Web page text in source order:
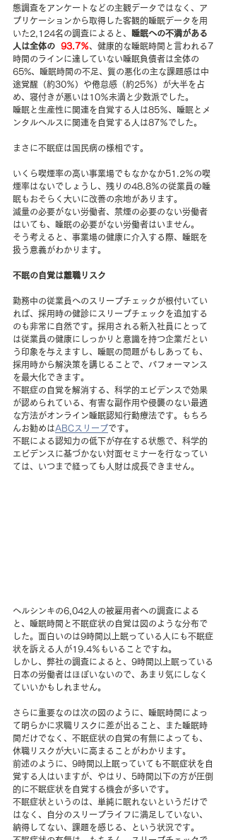
態調査をアンケートなどの主観データではなく、ア
プリケーションから取得した客観的睡眠データを用
いた2,124名の調査によると、
睡眠への不満がある
人は全体の 93.7％、健康的な睡眠時間と言われる7
時間のラインに達していない睡眠負債者は全体の
65%、睡眠時間の不足、質の悪化の主な課題感は中
途覚醒（約30％）や倦怠感（約25％）が大半を占
め、寝付きが悪いは10％未満と少数派でした。
睡眠と生産性に関連を自覚する人は85％、睡眠とメ
ンタルヘルスに関連を自覚する人は87％でした。
まさに不眠症は国民病の様相です。
いくら喫煙率の高い事業場でもなかなか51.2％の喫
煙率はないでしょうし、残りの48.8％の従業員の睡
眠もおそらく大いに改善の余地があります。
減量の必要がない労働者、禁煙の必要のない労働者
はいても、睡眠の必要がない労働者はいません。
そう考えると、事業場の健康に介入する際、睡眠を
扱う意義がわかります。
不眠の自覚は離職リスク
勤務中の従業員へのスリープチェックが根付いてい
れば、採用時の健診にスリープチェックを追加する
のも非常に自然です。採用される新入社員にとって
は従業員の健康にしっかりと意識を持つ企業だとい
う印象を与えますし、睡眠の問題がもしあっても、
採用時から解決策を講じることで、パフォーマンス
を最大化できます。
不眠症の自覚を解消する、科学的エビデンスで効果
が認められている、有害な副作用や侵襲のない最適
な方法がオンライン睡眠認知行動療法です。もちろ
んお勧めはABCスリープです。
不眠による認知力の低下が存在する状態で、科学的
エビデンスに基づかない対面セミナーを行なってい
ては、いつまで経っても人財は成長できません。
ヘルシンキの6,042人の被雇用者への調査による
と、睡眠時間と不眠症状の自覚は図のような分布で
した。面白いのは9時間以上眠っている人にも不眠症
状を訴える人が19.4％もいることですね。
しかし、弊社の調査によると、9時間以上眠っている
日本の労働者はほぼいないので、あまり気にしなく
ていいかもしれません。
さらに重要なのは次の図のように、睡眠時間によっ
て明らかに求職リスクに差が出ること、また睡眠時
間だけでなく、不眠症状の自覚の有無によっても、
休職リスクが大いに高まることがわかります。
前述のように、9時間以上眠っていても不眠症状を自
覚する人はいますが、やはり、5時間以下の方が圧倒
的に不眠症状を自覚する機会が多いです。
不眠症状というのは、単純に眠れないというだけで
はなく、自分のスリープライフに満足していない、
納得してない、課題を感じる、という状況です。